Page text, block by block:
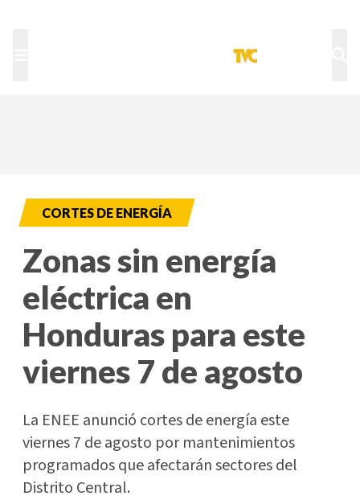
CORTES DE ENERGÍA
Zonas sin energía
eléctrica en
Honduras para este
viernes 7 de agosto
La ENEE anunció cortes de energía este
viernes 7 de agosto por mantenimientos
programados que afectarán sectores del
Distrito Central.